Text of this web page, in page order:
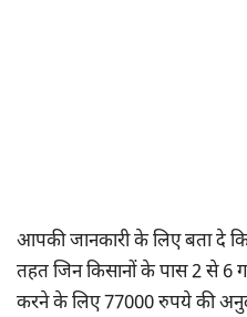
आपकी जानकारी के लिए बता दे
तहत जिन किसानों के पास 2 से 6
करने के लिए 77000 रुपये की